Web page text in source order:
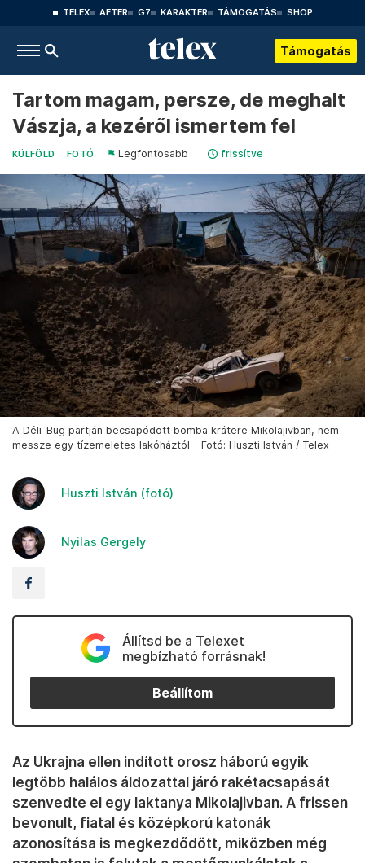
TELEX AFTER G7 KARAKTER TÁMOGATÁS SHOP
Támogatás
Tartom magam, persze, de meghalt
Vászja, a kezéről ismertem fel
KÜLFÖLD FOTÓ Legfontosabb frissítve
A Déli-Bug partján becsapódott bomba krátere Mikolajivban, nem
messze egy tízemeletes lakóháztól – Fotó: Huszti István / Telex
Huszti István (fotó)
Nyilas Gergely
Állítsd be a Telexet
megbízható forrásnak!
Beállítom
Az Ukrajna ellen indított orosz háború egyik
legtöbb halálos áldozattal járó rakétacsapását
szenvedte el egy laktanya Mikolajivban. A frissen
bevonult, fiatal és középkorú katonák
azonosítása is megkezdődött, miközben még